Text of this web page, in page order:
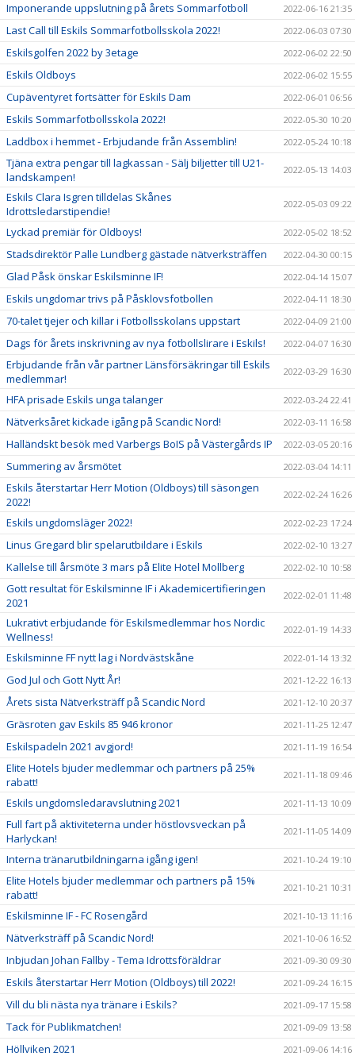
Imponerande uppslutning på årets Sommarfotboll 2022-06-16 21:35
Last Call till Eskils Sommarfotbollsskola 2022! 2022-06-03 07:30
Eskilsgolfen 2022 by 3etage 2022-06-02 22:50
Eskils Oldboys 2022-06-02 15:55
Cupäventyret fortsätter för Eskils Dam 2022-06-01 06:56
Eskils Sommarfotbollsskola 2022! 2022-05-30 10:20
Laddbox i hemmet - Erbjudande från Assemblin! 2022-05-24 10:18
Tjäna extra pengar till lagkassan - Sälj biljetter till U21-
landskampen!
2022-05-13 14:03
Eskils Clara Isgren tilldelas Skånes
Idrottsledarstipendie!
2022-05-03 09:22
Lyckad premiär för Oldboys! 2022-05-02 18:52
Stadsdirektör Palle Lundberg gästade nätverksträffen 2022-04-30 00:15
Glad Påsk önskar Eskilsminne IF! 2022-04-14 15:07
Eskils ungdomar trivs på Påsklovsfotbollen 2022-04-11 18:30
70-talet tjejer och killar i Fotbollsskolans uppstart 2022-04-09 21:00
Dags för årets inskrivning av nya fotbollslirare i Eskils! 2022-04-07 16:30
Erbjudande från vår partner Länsförsäkringar till Eskils
medlemmar!
2022-03-29 16:30
HFA prisade Eskils unga talanger 2022-03-24 22:41
Nätverksåret kickade igång på Scandic Nord! 2022-03-11 16:58
Halländskt besök med Varbergs BoIS på Västergårds IP 2022-03-05 20:16
Summering av årsmötet 2022-03-04 14:11
Eskils återstartar Herr Motion (Oldboys) till säsongen
2022!
2022-02-24 16:26
Eskils ungdomsläger 2022! 2022-02-23 17:24
Linus Gregard blir spelarutbildare i Eskils 2022-02-10 13:27
Kallelse till årsmöte 3 mars på Elite Hotel Mollberg 2022-02-10 10:58
Gott resultat för Eskilsminne IF i Akademicertifieringen
2021
2022-02-01 11:48
Lukrativt erbjudande för Eskilsmedlemmar hos Nordic
Wellness!
2022-01-19 14:33
Eskilsminne FF nytt lag i Nordvästskåne 2022-01-14 13:32
God Jul och Gott Nytt År! 2021-12-22 16:13
Årets sista Nätverksträff på Scandic Nord 2021-12-10 20:37
Gräsroten gav Eskils 85 946 kronor 2021-11-25 12:47
Eskilspadeln 2021 avgjord! 2021-11-19 16:54
Elite Hotels bjuder medlemmar och partners på 25%
rabatt!
2021-11-18 09:46
Eskils ungdomsledaravslutning 2021 2021-11-13 10:09
Full fart på aktiviteterna under höstlovsveckan på
Harlyckan!
2021-11-05 14:09
Interna tränarutbildningarna igång igen! 2021-10-24 19:10
Elite Hotels bjuder medlemmar och partners på 15%
rabatt!
2021-10-21 10:31
Eskilsminne IF - FC Rosengård 2021-10-13 11:16
Nätverksträff på Scandic Nord! 2021-10-06 16:52
Inbjudan Johan Fallby - Tema Idrottsföräldrar 2021-09-30 09:30
Eskils återstartar Herr Motion (Oldboys) till 2022! 2021-09-24 16:15
Vill du bli nästa nya tränare i Eskils? 2021-09-17 15:58
Tack för Publikmatchen! 2021-09-09 13:58
Höllviken 2021 2021-09-06 14:16